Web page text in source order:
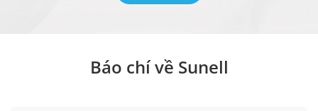
Báo chí về Sunell